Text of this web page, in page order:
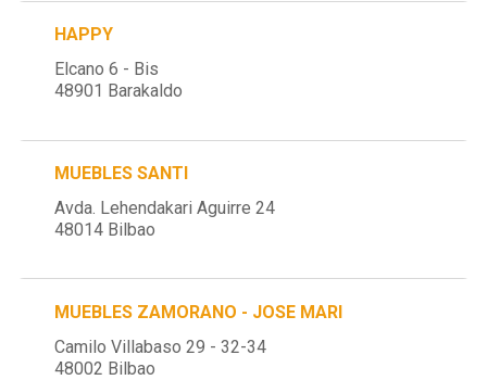
HAPPY
Elcano 6 - Bis
48901 Barakaldo
MUEBLES SANTI
Avda. Lehendakari Aguirre 24
48014 Bilbao
MUEBLES ZAMORANO - JOSE MARI
Camilo Villabaso 29 - 32-34
48002 Bilbao